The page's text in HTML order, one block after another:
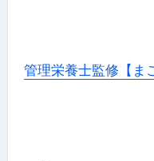
管理栄養士監修【ま